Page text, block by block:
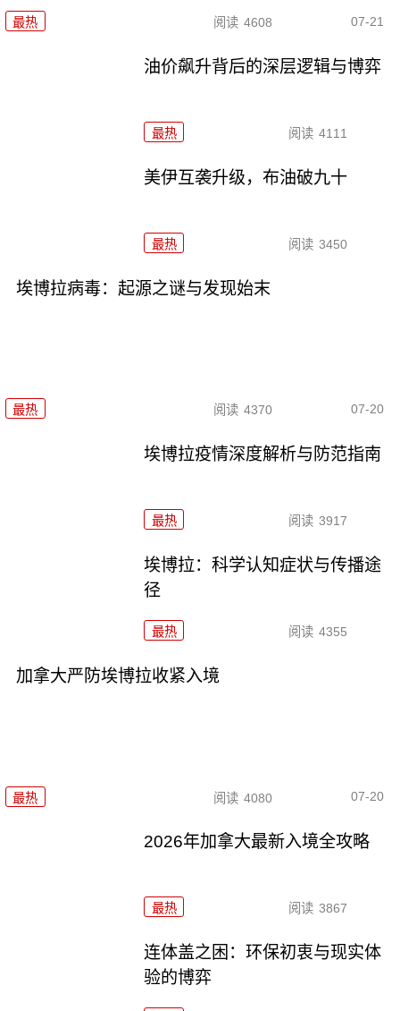
最热 阅读 4608 07-21
油价飙升背后的深层逻辑与博弈
最热 阅读 4111
美伊互袭升级，布油破九十
最热 阅读 3450
埃博拉病毒：起源之谜与发现始末
最热 阅读 4370 07-20
埃博拉疫情深度解析与防范指南
最热 阅读 3917
埃博拉：科学认知症状与传播途
径
最热 阅读 4355
加拿大严防埃博拉收紧入境
最热 阅读 4080 07-20
2026年加拿大最新入境全攻略
最热 阅读 3867
连体盖之困：环保初衷与现实体
验的博弈